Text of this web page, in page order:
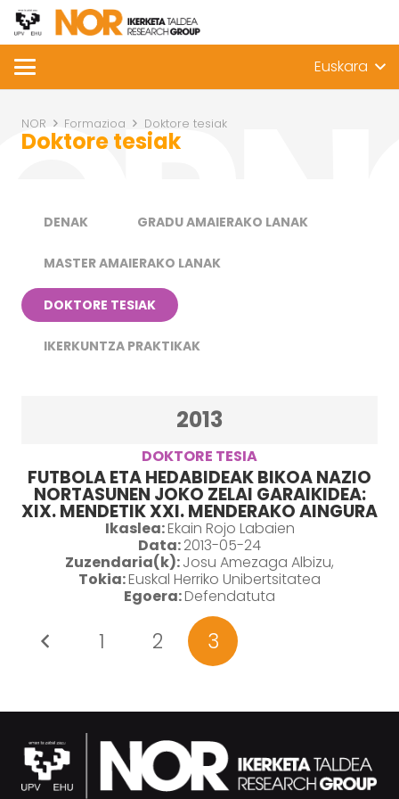
Euskara
NOR Formazioa Doktore tesiak
Doktore tesiak
DENAK GRADU AMAIERAKO LANAK
MASTER AMAIERAKO LANAK
DOKTORE TESIAK
IKERKUNTZA PRAKTIKAK
2013
DOKTORE TESIA
FUTBOLA ETA HEDABIDEAK BIKOA NAZIO
NORTASUNEN JOKO ZELAI GARAIKIDEA:
XIX. MENDETIK XXI. MENDERAKO AINGURA
Ikaslea:Ekain Rojo Labaien
Data:2013-05-24
Zuzendaria(k):Josu Amezaga Albizu,
Tokia:Euskal Herriko Unibertsitatea
Egoera:Defendatuta
1 2 3